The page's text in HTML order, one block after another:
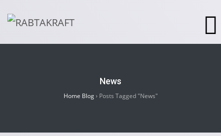
News
Home Blog› Posts Tagged "News"